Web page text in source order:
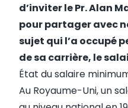
d’inviter le Pr. Alan
pour partager avec
sujet qui l’a occupé
de sa carrière, le
État du salaire
Au Royaume-Uni, un